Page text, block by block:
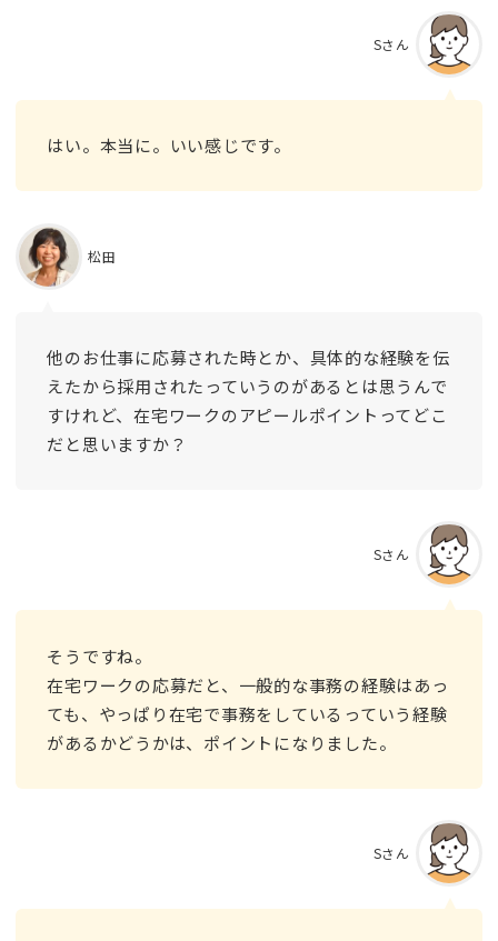
Sさん
はい。本当に。いい感じです。
松田
他のお仕事に応募された時とか、具体的な経験を伝
えたから採用されたっていうのがあるとは思うんで
すけれど、在宅ワークのアピールポイントってどこ
だと思いますか？
Sさん
そうですね。
在宅ワークの応募だと、一般的な事務の経験はあっ
ても、やっぱり在宅で事務をしているっていう経験
があるかどうかは、ポイントになりました。
Sさん